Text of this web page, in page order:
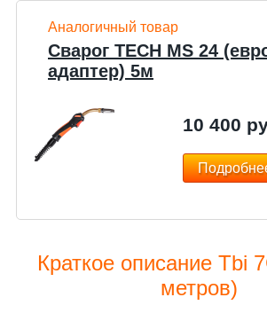
Аналогичный товар
Сварог TECH MS 24
адаптер) 5м
10 400
Краткое описание Tbi
метров)